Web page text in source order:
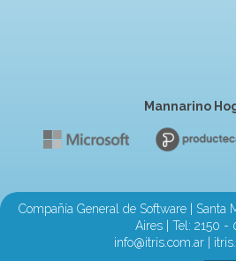
Mannarino
Compañía General de Software | Santa
Aires | Tel: 2150 -
info@itris.com.ar |